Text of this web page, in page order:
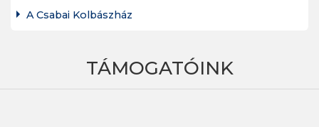
A Csabai Kolbászház
TÁMOGATÓINK